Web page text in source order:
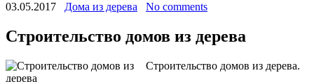
03.05.2017
Дома из дерева No comments
Строительство домов из дерева
Строительство домов из дерева.